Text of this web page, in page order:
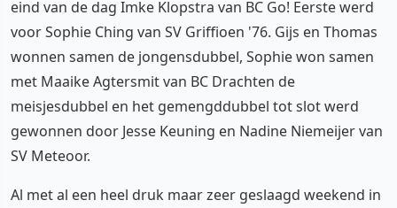
eind van de dag Imke Klopstra van BC Go! Eerste werd
voor Sophie Ching van SV Griffioen '76. Gijs en Thomas
wonnen samen de jongensdubbel, Sophie won samen
met Maaike Agtersmit van BC Drachten de
meisjesdubbel en het gemengddubbel tot slot werd
gewonnen door Jesse Keuning en Nadine Niemeijer van
SV Meteoor.
Al met al een heel druk maar zeer geslaagd weekend in